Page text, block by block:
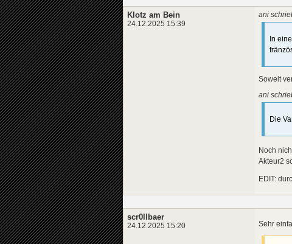
Klotz am Bein
24.12.2025 15:39
ani
In
Soweit
ani
Die
Noch
Akteur2
EDIT:
scr0llbaer
24.12.2025 15:20 Sehr